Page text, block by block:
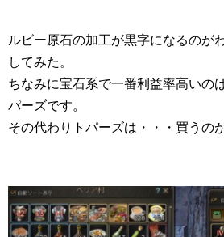
ルビー原石の加工が黒字になるのが
してみた。
ちなみに宝石系で一番利益率高いの
パーズです。
その代わりトパーズは・・・買うの